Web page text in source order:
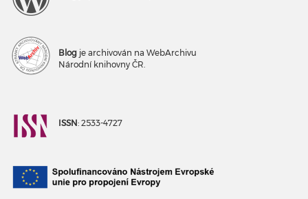
Blog je archivován na WebArchivu
Národní knihovny ČR.
ISSN: 2533-4727